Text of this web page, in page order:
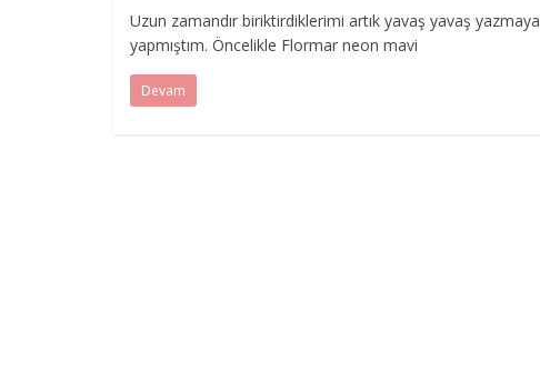
Uzun zamandır biriktirdiklerimi artık yavaş yavaş
yapmıştım. Öncelikle Flormar neon mavi
Devam